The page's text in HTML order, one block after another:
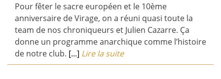
Pour fêter le sacre européen et le 10ème
anniversaire de Virage, on a réuni quasi toute la
team de nos chroniqueurs et Julien Cazarre. Ça
donne un programme anarchique comme l’histoire
de notre club. [...] Lire la suite